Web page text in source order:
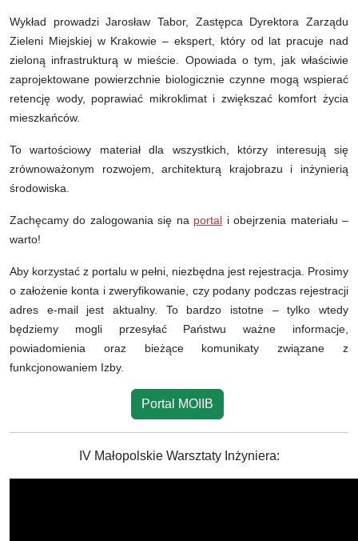
Wykład prowadzi Jarosław Tabor, Zastępca Dyrektora Zarządu
Zieleni Miejskiej w Krakowie – ekspert, który od lat pracuje nad
zieloną infrastrukturą w mieście. Opowiada o tym, jak właściwie
zaprojektowane powierzchnie biologicznie czynne mogą wspierać
retencję wody, poprawiać mikroklimat i zwiększać komfort życia
mieszkańców.
To wartościowy materiał dla wszystkich, którzy interesują się
zrównoważonym rozwojem, architekturą krajobrazu i inżynierią
środowiska.
Zachęcamy do zalogowania się na portal i obejrzenia materiału –
warto!
Aby korzystać z portalu w pełni, niezbędna jest rejestracja. Prosimy
o założenie konta i zweryfikowanie, czy podany podczas rejestracji
adres e-mail jest aktualny. To bardzo istotne – tylko wtedy
będziemy mogli przesyłać Państwu ważne informacje,
powiadomienia oraz bieżące komunikaty związane z
funkcjonowaniem Izby.
Portal MOIIB
IV Małopolskie Warsztaty Inżyniera: